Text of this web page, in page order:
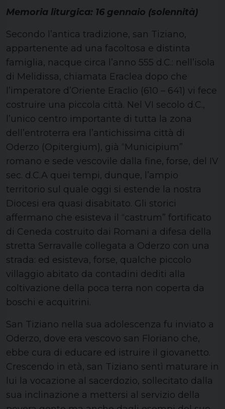
Memoria liturgica: 16 gennaio (solennità)
Secondo l’antica tradizione, san Tiziano,
appartenente ad una facoltosa e distinta
famiglia, nacque circa l’anno 555 d.C.: nell’isola
di Melidissa, chiamata Eraclea dopo che
l’imperatore d’Oriente Eraclio (610 – 641) vi fece
costruire una piccola città. Nel VI secolo d.C.,
l’unico centro importante di tutta la zona
dell’entroterra era l’antichissima città di
Oderzo (Opitergium), già “Municipium”
romano e sede vescovile dalla fine, forse, del IV
sec. d.C.A quei tempi, dunque, l’ampio
territorio sul quale oggi si estende la nostra
Diocesi era quasi disabitato. Gli storici
affermano che esisteva il “castrum” fortificato
di Ceneda costruito dai Romani a difesa della
stretta Serravalle collegata a Oderzo con una
strada: ed esisteva, forse, qualche piccolo
villaggio abitato da contadini dediti alla
coltivazione della poca terra non coperta da
boschi e acquitrini.
San Tiziano nella sua adolescenza fu inviato a
Oderzo, dove era vescovo san Floriano che,
ebbe cura di educare ed istruire il giovanetto.
Crescendo in età, san Tiziano sentì maturare in
lui la vocazione al sacerdozio, sollecitato dalla
sua inclinazione a mettersi al servizio della